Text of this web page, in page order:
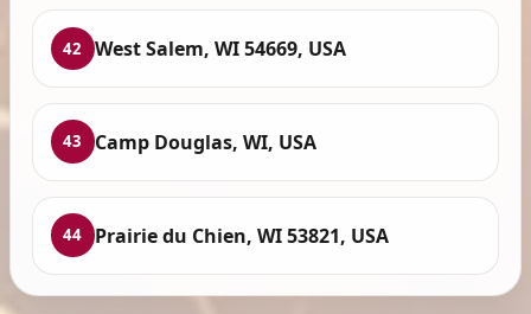
42 West Salem, WI 54669, USA
43 Camp Douglas, WI, USA
44 Prairie du Chien, WI 53821, USA